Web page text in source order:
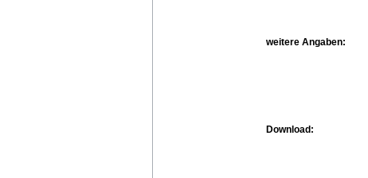
weitere Angaben:
Download: